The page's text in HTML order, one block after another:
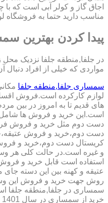
اجاق گاز و کولر آبی است که
مناسب دارید حتما به فروشگاه
پیدا کردن بهترین
در جلفا,منطقه جلفا نزدیک
مواردی که خیلی از افراد دنبال آن ها
سمساری جلفا,منطقه جلفا
لوازم کارکرده است.فروش
های قدیم تا به امروز در بین
است.این خرید و فروش ها
دست دوم مثل خرید و فروش
دست دوم،خرید و فروش
کریستال دست دوم،خرید و
و غیره است.در حالت کلی هر
استفاده است قابل خرید و
عتیقه و کهنه بین این دسته
روش جهت خرید و فروش این
سمساری در جلفا,منطقه جلفا